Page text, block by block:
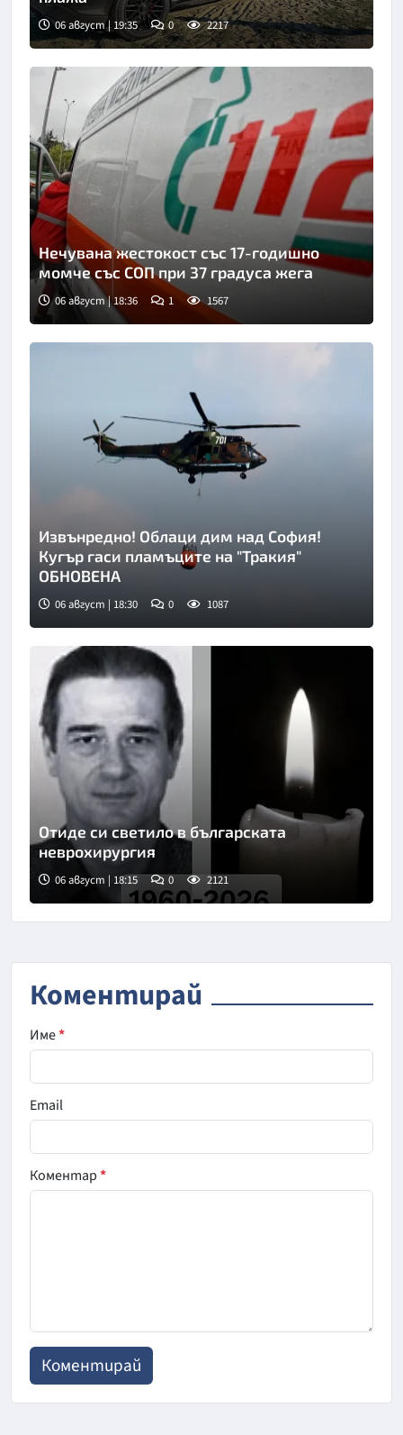
06 август | 19:35 0 2217
Нечувана жестокост със 17-годишно
момче със СОП при 37 градуса жега
06 август | 18:36 1 1567
Снимка: БТА
Извънредно! Облаци дим над София!
Кугър гаси пламъците на "Тракия"
ОБНОВЕНА
06 август | 18:30 0 1087
Отиде си светило в българската
неврохирургия
06 август | 18:15 0 2121
Коментирай
Име*
Email
Коментар*